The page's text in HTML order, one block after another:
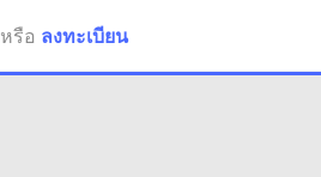
หรือ ลงทะเบียน